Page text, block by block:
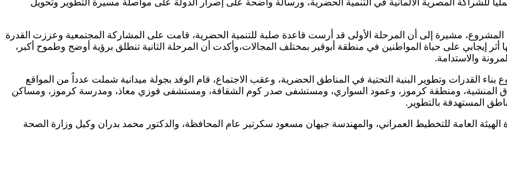
المشروع، مشيرة إلى أن المرحلة الأولى قد أرست قاعدة صلبة للتنمية الحضرية، قامت على المشاركة المجتمعية وعززت القدرة
إيجابي على حياة المواطنين في منطقة أبوقير بمختلف المجالات،وأكدت أن المرحلة الثانية تنطلق برؤية أوضح وطموح أكبر،
والاستدامة.
القدرات وتطوير البنية التحتية في المناطق الحضرية، وعقب الاجتماع، قام الوفد بجولة ميدانية شملت عدداً من المواقع
المنشية، ومنطقة كرموز، وعمود السواري، ومستشفى صدر كوم الشقافة، ومستشفى فوزي معاذ، ومدرسة كرموز، ومساكن
المستهدفة بالتطوير.
العامة للتخطيط العمراني، والمهندسة جيهان مسعود سكرتير عام المحافظة، والدكتور محمد بدران وكيل وزارة الصحة